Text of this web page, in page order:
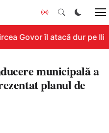
Govor îl atacă dur pe
municipală a
planul de